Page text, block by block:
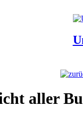
aller